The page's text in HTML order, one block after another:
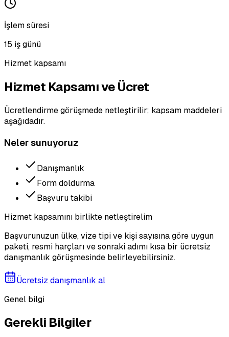
İşlem süresi
15 iş günü
Hizmet kapsamı
Hizmet Kapsamı ve Ücret
Ücretlendirme görüşmede netleştirilir; kapsam maddeleri
aşağıdadır.
Neler sunuyoruz
Danışmanlık
Form doldurma
Başvuru takibi
Hizmet kapsamını birlikte netleştirelim
Başvurunuzun ülke, vize tipi ve kişi sayısına göre uygun
paketi, resmi harçları ve sonraki adımı kısa bir ücretsiz
danışmanlık görüşmesinde belirleyebilirsiniz.
Ücretsiz danışmanlık al
Genel bilgi
Gerekli Bilgiler